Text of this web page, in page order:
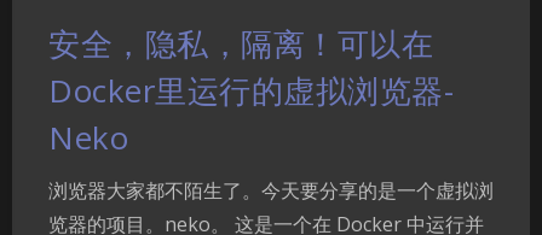
安全，隐私，隔离！可以在
Docker里运行的虚拟浏览器-
Neko
浏览器大家都不陌生了。今天要分享的是一个虚拟浏
览器的项目。neko。 这是一个在 Docker 中运行并